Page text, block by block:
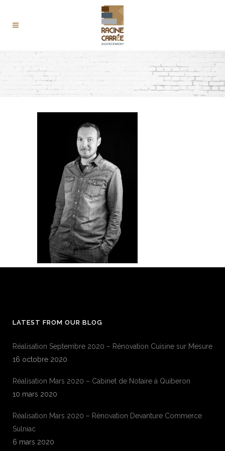
LATEST FROM OUR BLOG
Réalisation Septembre 2020 – Rénovation Cuisine sur Mesure
16 octobre 2020
Réalisation Mars 2020 – Cabinet de Notaire à Quiberon
10 mars 2020
Réalisation Mars 2020 – Rénovation Devanture Commerce
Sulniac
6 mars 2020